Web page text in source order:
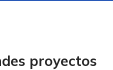
proyectos